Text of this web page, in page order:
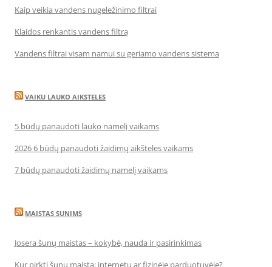
Kaip veikia vandens nugeležinimo filtrai
Klaidos renkantis vandens filtrą
Vandens filtrai visam namui su geriamo vandens sistema
VAIKU LAUKO AIKSTELES
5 būdų panaudoti lauko namelį vaikams
2026 6 būdų panaudoti žaidimų aikšteles vaikams
7 būdų panaudoti žaidimų namelį vaikams
MAISTAS SUNIMS
Josera šunų maistas – kokybė, nauda ir pasirinkimas
Kur pirkti šunų maistą: internetu ar fizinėje parduotuvėje?